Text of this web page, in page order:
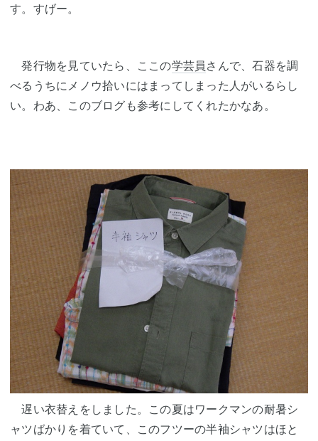
す。すげー。
発行物を見ていたら、ここの学芸員 さんで、石器を調
べるうちにメノウ拾いにはまってしまった人がいるらし
い。わあ、このブログも参考にしてくれたかなあ。
遅い衣替えをしました。この夏はワークマンの耐暑シ
ャツばかりを着ていて、このフツーの半袖シャツはほと